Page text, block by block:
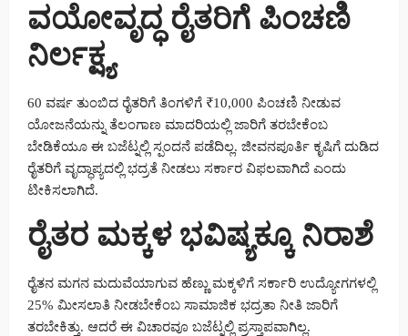
ವಯೋವೃದ್ಧ ರೈತರಿಗೆ ಪಿಂಚಣಿ
ನಿರ್ಲಕ್ಷ್ಯ
60 ವರ್ಷ ತುಂಬಿದ ರೈತರಿಗೆ ತಿಂಗಳಿಗೆ ₹10,000 ಪಿಂಚಣಿ ನೀಡುವ
ಯೋಜನೆಯನ್ನು ತೆಲಂಗಾಣ ಮಾದರಿಯಲ್ಲಿ ಜಾರಿಗೆ ತರಬೇಕೆಂಬ
ಬೇಡಿಕೆಯೂ ಈ ಬಜೆಟ್ನಲ್ಲಿ ಸ್ಪಂದನೆ ಪಡೆದಿಲ್ಲ. ಜೀವನಪೂರ್ತಿ ಕೃಷಿಗೆ ದುಡಿದ
ರೈತರಿಗೆ ವೃದ್ಧಾಪ್ಯದಲ್ಲಿ ಭದ್ರತೆ ನೀಡಲು ಸರ್ಕಾರ ವಿಫಲವಾಗಿದೆ ಎಂದು
ಟೀಕಿಸಲಾಗಿದೆ.
ರೈತರ ಮಕ್ಕಳ ಭವಿಷ್ಯಕ್ಕೂ ನಿರಾಶೆ
ರೈತನ ಮಗನ ಮದುವೆಯಾಗುವ ಹೆಣ್ಣು ಮಕ್ಕಳಿಗೆ ಸರ್ಕಾರಿ ಉದ್ಯೋಗಗಳಲ್ಲಿ
25% ಮೀಸಲಾತಿ ನೀಡಬೇಕೆಂಬ ಸಾಮಾಜಿಕ ಭದ್ರತಾ ನೀತಿ ಜಾರಿಗೆ
ತರಬೇಕಿತ್ತು. ಆದರೆ ಈ ವಿಚಾರವೂ ಬಜೆಟ್ನಲ್ಲಿ ಪ್ರಸ್ತಾಪವಾಗಿಲ್ಲ.